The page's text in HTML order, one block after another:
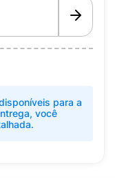
para a
você